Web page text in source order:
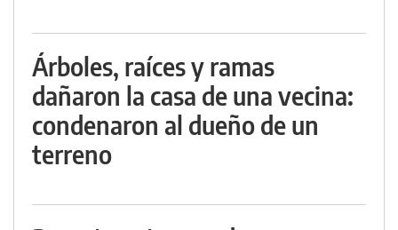
Árboles, raíces y ramas
dañaron la casa de una vecina:
condenaron al dueño de un
terreno